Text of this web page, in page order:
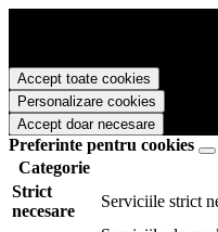
Accept toate cookies
Personalizare cookies
Accept doar necesare
Preferinte pentru cookies
Categorie
Strict
necesare
Serviciile strict